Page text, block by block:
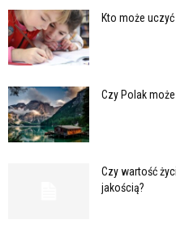
Kto może
Czy Polak
Czy wartość
jakością?